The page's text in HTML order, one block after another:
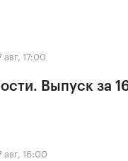
авг, 17:00
Выпуск за
авг, 16:00